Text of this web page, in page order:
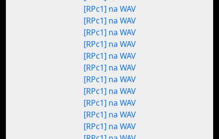
[RPc1] na WAV
[RPc1] na WAV
[RPc1] na WAV
[RPc1] na WAV
[RPc1] na WAV
[RPc1] na WAV
[RPc1] na WAV
[RPc1] na WAV
[RPc1] na WAV
[RPc1] na WAV
[RPc1] na WAV